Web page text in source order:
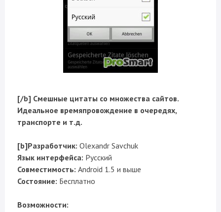
[/b] Смешные цитаты со множества сайтов.
Идеальное времяпровождение в очередях,
транспорте и т.д.
[b]Разработчик: Olexandr Savchuk
Язык интерфейса: Русский
Совместимость: Android 1.5 и выше
Состояние: Бесплатно
Возможности: